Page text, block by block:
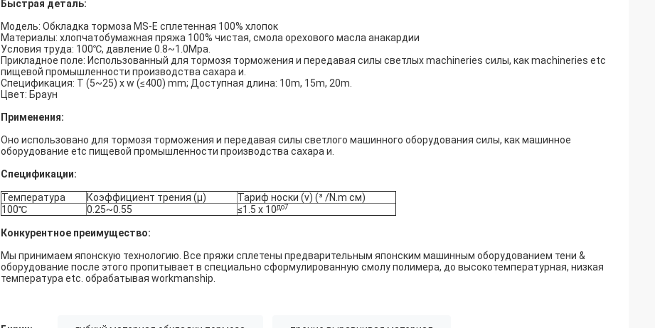
Быстрая деталь:
Модель: Обкладка тормоза MS-E сплетенная 100% хлопок
Материалы: хлопчатобумажная пряжа 100% чистая, смола орехового масла анакардии
Условия труда: 100℃, давление 0.8~1.0Mpa.
Прикладное поле: Использованный для тормозя торможения и передавая силы светлых machineries силы, как machineries etc
пищевой промышленности производства сахара и.
Спецификация: T (5~25) x w (≤400) mm; Доступная длина: 10m, 15m, 20m.
Цвет: Браун
Применения:
Оно использовано для тормозя торможения и передавая силы светлого машинного оборудования силы, как машинное
оборудование etc пищевой промышленности производства сахара и.
Спецификации:
Температура Коэффициент трения (μ)
Тариф носки (v) (³ /N.m см)
100℃
0.25~0.55 ≤1.5 x 10до7
Конкурентное преимущество:
Мы принимаем японскую технологию. Все пряжи сплетены предварительным японским машинным оборудованием тени &
оборудование после этого пропитывает в специально сформулированную смолу полимера, до высокотемпературная, низкая
температура etc. обрабатывая workmanship.